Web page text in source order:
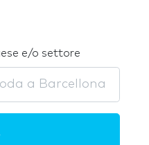
e/o settore